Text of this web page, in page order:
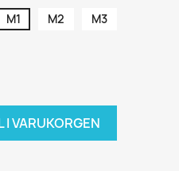
M1 M2
M3
I VARUKORGEN